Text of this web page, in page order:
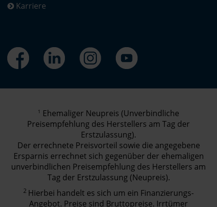
Karriere
1 Ehemaliger Neupreis (Unverbindliche
Preisempfehlung des Herstellers am Tag der
Erstzulassung).
Der errechnete Preisvorteil sowie die angegebene
Ersparnis errechnet sich gegenüber der ehemaligen
unverbindlichen Preisempfehlung des Herstellers am
Tag der Erstzulassung (Neupreis).
2 Hierbei handelt es sich um ein Finanzierungs-
Angebot. Preise sind Bruttopreise. Irrtümer